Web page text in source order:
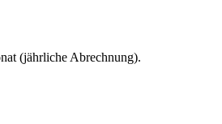
(jährliche Abrechnung).